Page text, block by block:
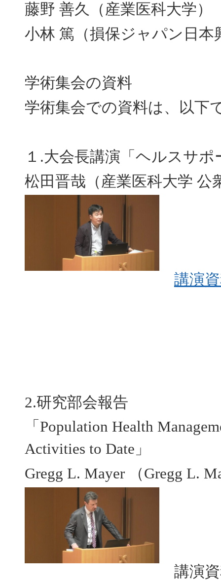
藤野 善久（産業医科大学）
小林 篤（損保ジャパン日本
学術集会の資料
学術集会での資料は、以下
１.大会長講演「ヘルスサ
松田晋哉（産業医科大学 公
講演
2.研究部会報告
「Population Health
Activities to Date」
Gregg L. Mayer （Gregg L.
講演